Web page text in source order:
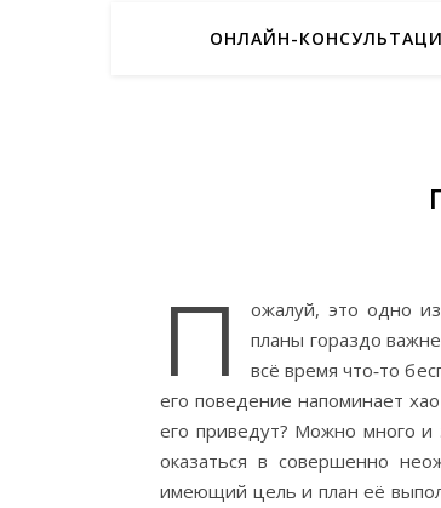
ОНЛАЙН-
П
ожалуй, это одно
планы гораздо
всё время что‑то
его поведение напоминает
его приведут? Можно много и
оказаться в совершенно
имеющий цель и план её